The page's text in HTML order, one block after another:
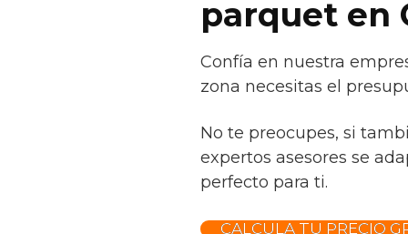
parquet en
Confía en nuestra
zona necesitas el
No te preocupes, si
expertos asesores se
perfecto para ti.
CALCULA TU PRECIO